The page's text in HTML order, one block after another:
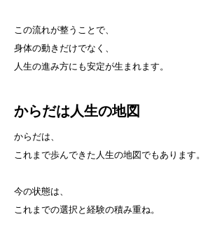
この流れが整うことで、
身体の動きだけでなく、
人生の進み方にも安定が生まれます。
からだは人生の地図
からだは、
これまで歩んできた人生の地図でもあります。
今の状態は、
これまでの選択と経験の積み重ね。